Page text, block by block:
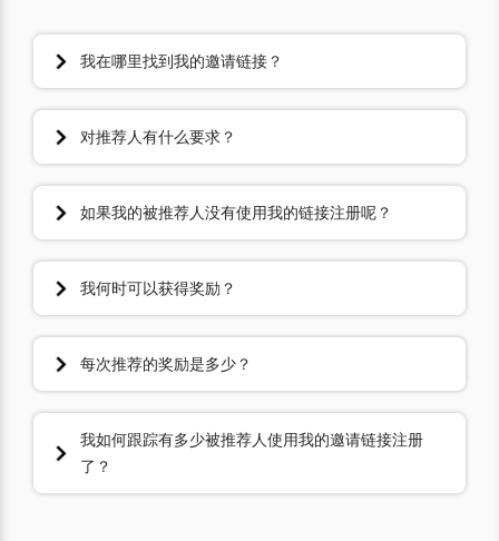
我在哪里找到我的邀请链接？
您可在登录后邀请页面中找到您的个人邀请链接。
对推荐人有什么要求？
注册万里汇账户并完成实名认证，且认证主体所在地在中国
内地或中国香港地区。
如果我的被推荐人没有使用我的链接注册呢？
如果好友没有使用您的邀请链接注册，那我们将无法追踪您
的推荐。请确保您的推荐人使用您的邀请链接注册！
我何时可以获得奖励？
您的被推荐人达成入账条件，奖励会在下一个自然月15日以
人民币形式汇入您万里汇绑定的同名个人支付宝账号（如遇
例如，您的被推荐人在6月5日累计有100美元的入账，那么
您将在7月15日收到1000元人民币的奖励。
每次推荐的奖励是多少？
每一次成功推荐奖励1000元人民币。
我如何跟踪有多少被推荐人使用我的邀请链接注册
了？